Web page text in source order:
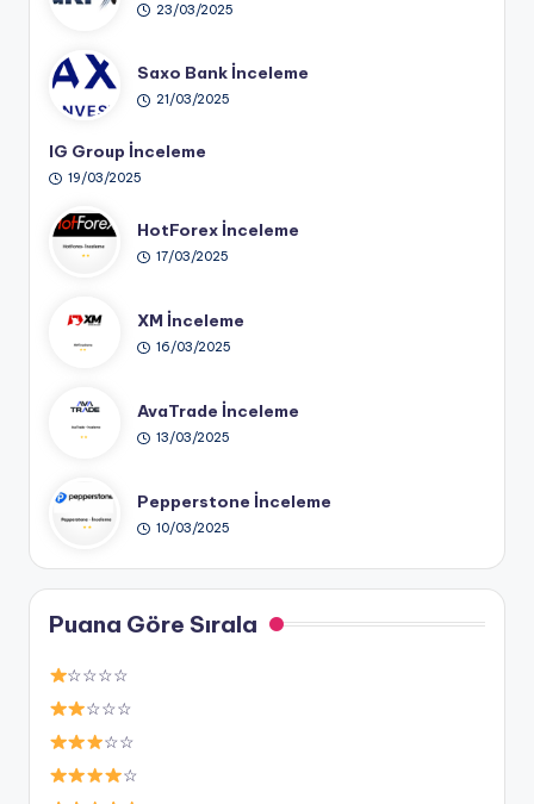
23/03/2025
Saxo Bank İnceleme
21/03/2025
IG Group İnceleme
19/03/2025
HotForex İnceleme
17/03/2025
XM İnceleme
16/03/2025
AvaTrade İnceleme
13/03/2025
Pepperstone İnceleme
10/03/2025
Puana Göre Sırala
☆☆☆☆
☆☆☆
☆☆
☆